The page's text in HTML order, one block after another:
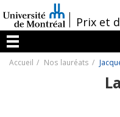
au
contenu
/Prix et
Menu
Accueil Nos lauréats